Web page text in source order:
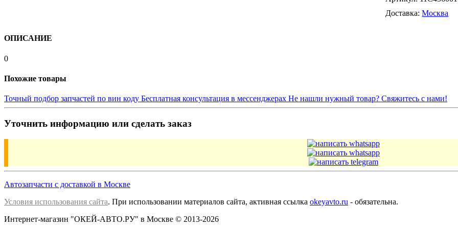
Доставка: Москва
ОПИСАНИЕ
0
Похожие товары
Точный подбор запчастей по вин коду Бесплатная консультация в мессенджерах Не нашли нужный товар? Свяжитесь с нами!
Уточнить информацию или сделать заказ
Автозапчасти с доставкой в Москве
Условия использования сайта. При использовании материалов сайта, активная ссылка okeyavto.ru - обязательна.
Интернет-магазин "ОКЕЙ-АВТО.РУ" в Москве © 2013-2026